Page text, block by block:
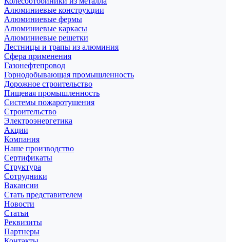
Алюминиевые конструкции
Алюминиевые фермы
Алюминиевые каркасы
Алюминиевые решетки
Лестницы и трапы из алюминия
Сфера применения
Газонефтепровод
Горнодобывающая промышленность
Дорожное строительство
Пищевая промышленность
Системы пожаротушения
Строительство
Электроэнергетика
Акции
Компания
Наше производство
Сертификаты
Структура
Сотрудники
Вакансии
Стать представителем
Новости
Статьи
Реквизиты
Партнеры